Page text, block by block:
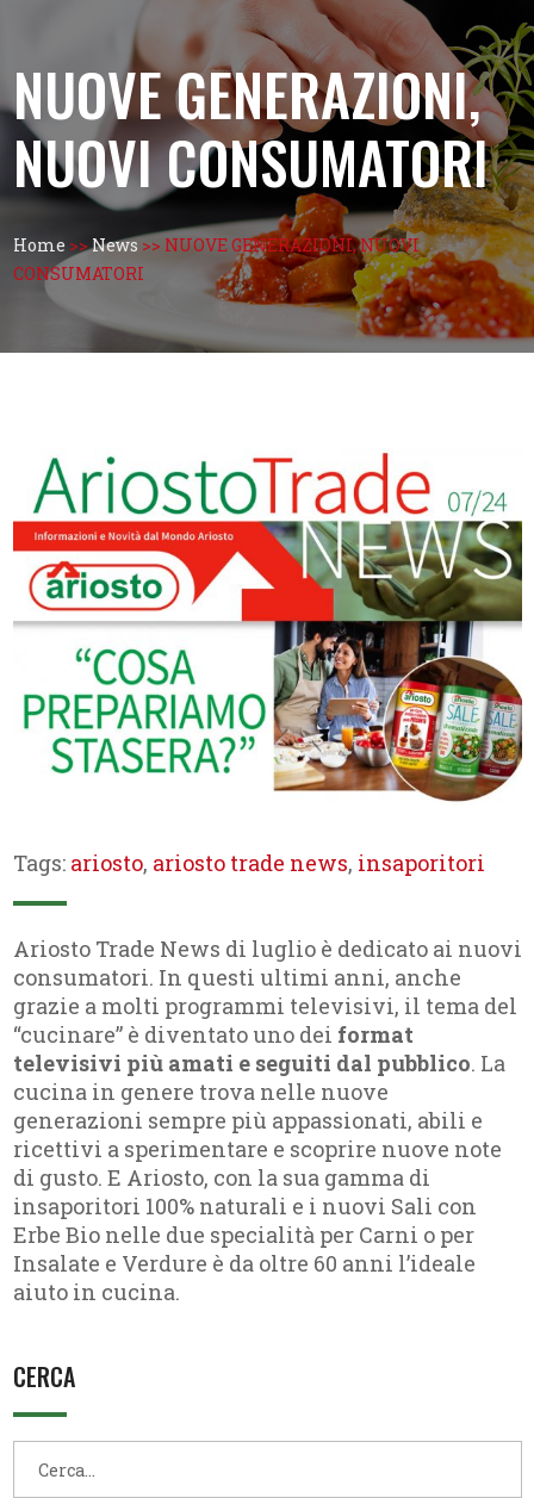
NUOVE GENERAZIONI,
NUOVI CONSUMATORI
Home >>News>> NUOVE GENERAZIONI, NUOVI
CONSUMATORI
Tags: ariosto, ariosto trade news, insaporitori
Ariosto Trade News di luglio è dedicato ai nuovi
consumatori. In questi ultimi anni, anche
grazie a molti programmi televisivi, il tema del
“cucinare” è diventato uno dei format
televisivi più amati e seguiti dal pubblico. La
cucina in genere trova nelle nuove
generazioni sempre più appassionati, abili e
ricettivi a sperimentare e scoprire nuove note
di gusto. E Ariosto, con la sua gamma di
insaporitori 100% naturali e i nuovi Sali con
Erbe Bio nelle due specialità per Carni o per
Insalate e Verdure è da oltre 60 anni l’ideale
aiuto in cucina.
CERCA